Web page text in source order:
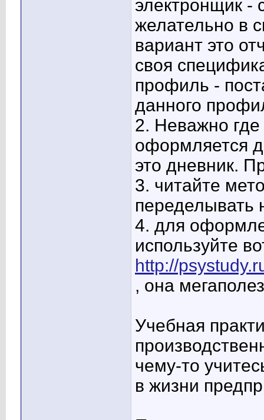
электронщик -
желательно в
вариант это
своя
профиль -
данного
2. Неважно где
оформляется
это дневник.
3. читайте
переделывать
4. для
используйте
http://
, она
Учебная
чему-то
в жизни